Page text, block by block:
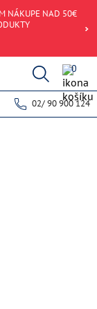
NÁKUPE NAD 50€
0
02/ 90 900 124